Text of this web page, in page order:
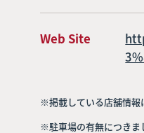
Web Site
※掲載している店舗情報
※駐車場の有無につきま